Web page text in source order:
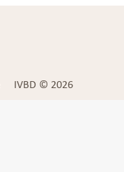
IVBD © 2026